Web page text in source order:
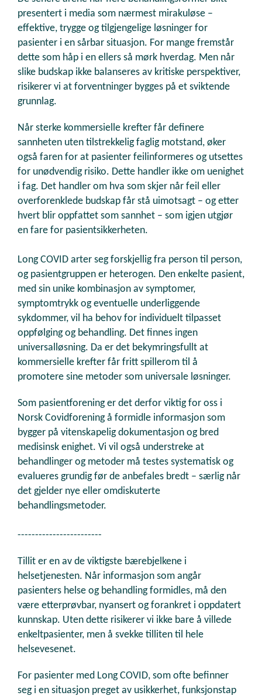
presentert i media som nærmest mirakuløse –
effektive, trygge og tilgjengelige løsninger for
pasienter i en sårbar situasjon. For mange fremstår
dette som håp i en ellers så mørk hverdag. Men når
slike budskap ikke balanseres av kritiske perspektiver,
risikerer vi at forventninger bygges på et sviktende
grunnlag.
Når sterke kommersielle krefter får definere
sannheten uten tilstrekkelig faglig motstand, øker
også faren for at pasienter feilinformeres og utsettes
for unødvendig risiko. Dette handler ikke om uenighet
i fag. Det handler om hva som skjer når feil eller
overforenklede budskap får stå uimotsagt – og etter
hvert blir oppfattet som sannhet – som igjen utgjør
en fare for pasientsikkerheten.
Long COVID arter seg forskjellig fra person til person,
og pasientgruppen er heterogen. Den enkelte pasient,
med sin unike kombinasjon av symptomer,
symptomtrykk og eventuelle underliggende
sykdommer, vil ha behov for individuelt tilpasset
oppfølging og behandling. Det finnes ingen
universalløsning. Da er det bekymringsfullt at
kommersielle krefter får fritt spillerom til å
promotere sine metoder som universale løsninger.
Som pasientforening er det derfor viktig for oss i
Norsk Covidforening å formidle informasjon som
bygger på vitenskapelig dokumentasjon og bred
medisinsk enighet. Vi vil også understreke at
behandlinger og metoder må testes systematisk og
evalueres grundig før de anbefales bredt – særlig når
det gjelder nye eller omdiskuterte
behandlingsmetoder.
------------------------
Tillit er en av de viktigste bærebjelkene i
helsetjenesten. Når informasjon som angår
pasienters helse og behandling formidles, må den
være etterprøvbar, nyansert og forankret i oppdatert
kunnskap. Uten dette risikerer vi ikke bare å villede
enkeltpasienter, men å svekke tilliten til hele
helsevesenet.
For pasienter med Long COVID, som ofte befinner
seg i en situasjon preget av usikkerhet, funksjonstap